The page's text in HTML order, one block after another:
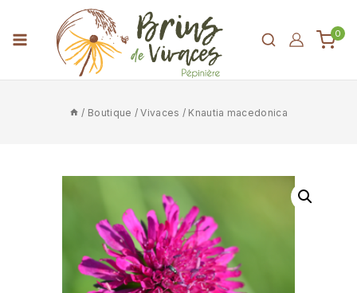
0
/ Boutique / Vivaces / Knautia macedonica